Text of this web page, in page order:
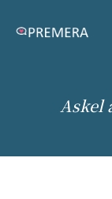
Askel